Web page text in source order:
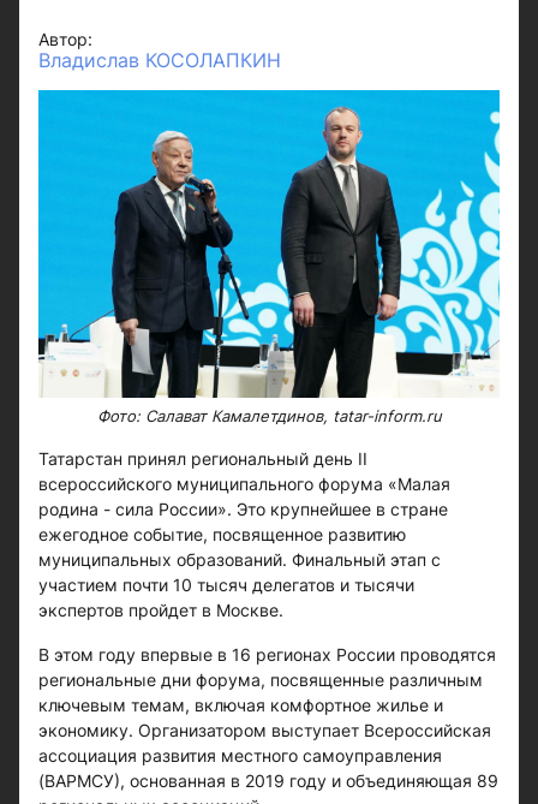
Автор:
Владислав КОСОЛАПКИН
Фото: Салават Камалетдинов, tatar-inform.ru
Татарстан принял региональный день II
всероссийского муниципального форума «Малая
родина - сила России». Это крупнейшее в стране
ежегодное событие, посвященное развитию
муниципальных образований. Финальный этап с
участием почти 10 тысяч делегатов и тысячи
экспертов пройдет в Москве.
В этом году впервые в 16 регионах России проводятся
региональные дни форума, посвященные различным
ключевым темам, включая комфортное жилье и
экономику. Организатором выступает Всероссийская
ассоциация развития местного самоуправления
(ВАРМСУ), основанная в 2019 году и объединяющая 89